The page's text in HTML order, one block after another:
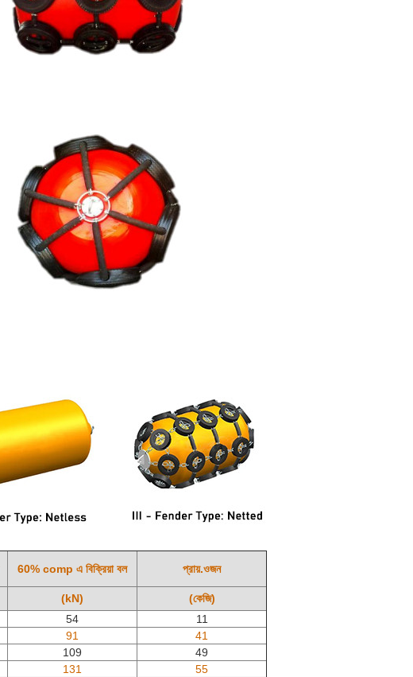
60% comp এ বিক্রিয়া বল প্রায়.ওজন
(kN)
(কেজি)
54
11
91
41
109
49
131
55